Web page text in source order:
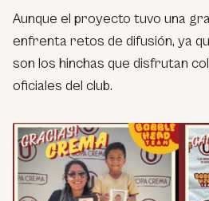
Aunque el proyecto tuvo una
enfrenta retos de difusión, ya
son los hinchas que disfrutan
oficiales del club.